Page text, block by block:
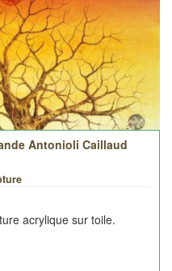
Antonioli Caillaud
acrylique sur toile.